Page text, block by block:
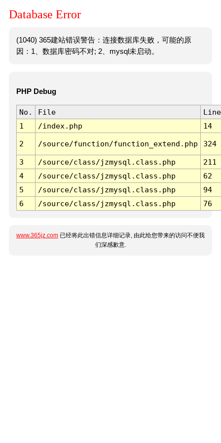
Database Error
(1040) 365建站错误警告：连接数据库失败，可能的原
因：1、数据库密码不对; 2、mysql未启动。
PHP Debug
No. File
Line
1
/index.php 14
2 /source/function/function_extend.php 324
3 /source/class/jzmysql.class.php
211
4
/source/class/jzmysql.class.php
62
5
/source/class/jzmysql.class.php
94
6
/source/class/jzmysql.class.php 76
www.365jz.com 已经将此出错信息详细记录, 由此给您带来的访问不便我
们深感歉意.